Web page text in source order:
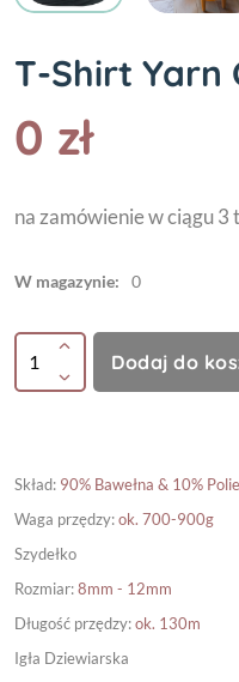
T-Shirt Yarn
0 zł
na zamówienie w ciągu 3
W magazynie: 0
Dodaj do
Skład: 90% Bawełna & 10%
Waga przędzy:ok. 700-900g
Szydełko
Rozmiar:8mm - 12mm
Długość przędzy:ok. 130m
Igła Dziewiarska